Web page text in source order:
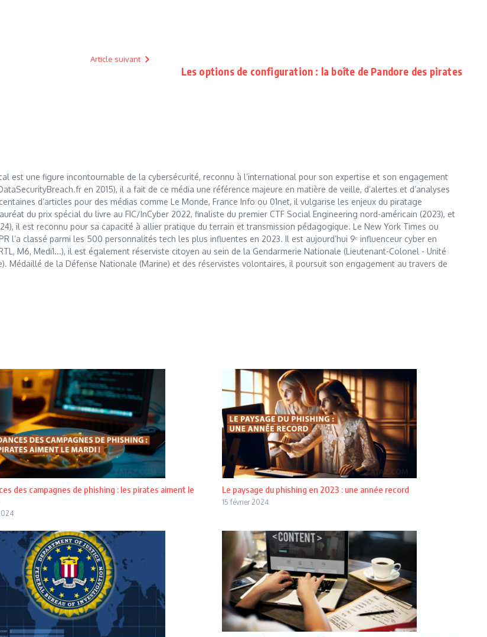
Article suivant
Les options de configuration : la boîte de Pandore des pirates
est une figure incontournable de la cybersécurité, reconnu à l’international pour son expertise et son engagement
en 2015), il a fait de ce média une référence majeure en matière de veille, d’alertes et d’analyses
d’articles pour des médias comme Le Monde, France Info ou 01net, il vulgarise les enjeux du piratage
du prix spécial du livre au FIC/InCyber 2022, finaliste du premier CTF Social Engineering nord-américain (2023), et
il est reconnu pour sa capacité à allier pratique du terrain et transmission pédagogique. Le New York Times ou
l’a classé parmi les 500 personnalités tech les plus influentes en 2023. Il est aujourd’hui 9ᵉ influenceur cyber en
M6, Medi1...), il est également réserviste citoyen au sein de la Gendarmerie Nationale (Lieutenant-Colonel - Unité
Médaillé de la Défense Nationale (Marine) et des réservistes volontaires, il poursuit son engagement au travers de
des campagnes de phishing : les pirates aiment le
Le paysage du phishing en 2023 : une année record
15 février 2024